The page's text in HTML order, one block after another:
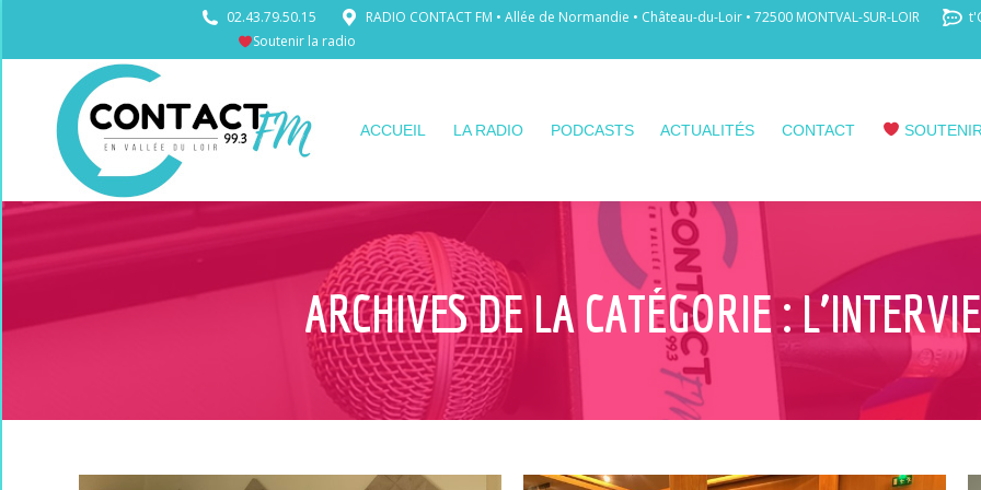
02.43.79.50.15 RADIO CONTACT FM • Allée de Normandie • Château-du-Loir • 72500 MONTVAL-SUR-LOIR
Soutenir la radio
ACCUEIL LA RADIO PODCASTS ACTUALITÉS CONTACT
ARCHIVES DE LA CATÉGORIE :